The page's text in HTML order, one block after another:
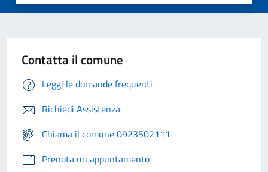
Contatta il comune
Leggi le domande frequenti
Richiedi Assistenza
Chiama il comune 0923502111
Prenota un appuntamento